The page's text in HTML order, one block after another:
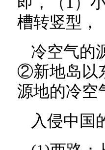
槽转竖型，
冷空气的
②新地岛以
源地的冷空
入侵中国